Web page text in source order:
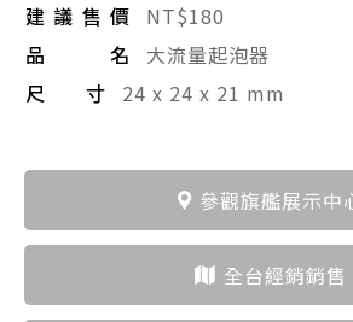
建議售價
NT$180
品名
大流量起泡器
尺寸
24 x 24 x 21 mm
參觀旗艦展示中
全台經銷銷售